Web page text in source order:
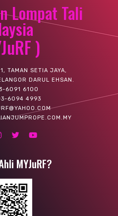
Lompat Tali
)
TAMAN SETIA JAYA,
DARUL EHSAN.
6091 6100
6094 4993
MYJuRF?